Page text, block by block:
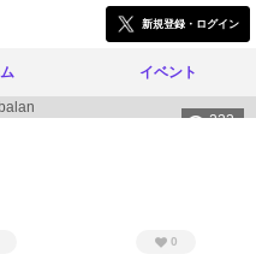
新規登録・ログイン
イベント
233
0